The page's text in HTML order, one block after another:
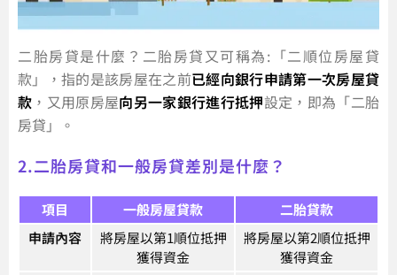
二胎房貸是什麼？二胎房貸又可稱為:「二順位房屋貸
款」，指的是該房屋在之前已經向銀行申請第一次房屋貸
款 ，又用原房屋向另一家銀行進行抵押設定，即為「二胎
房貸」。
2.二胎房貸和一般房貸差別是什麼？
項目 一般房屋貸款
二胎貸款
申請內容
將房屋以第1順位抵押
獲得資金
將房屋以第2順位抵押
獲得資金